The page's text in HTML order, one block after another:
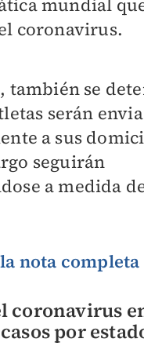
mundial
coronavirus.
también se
serán
a sus
seguirán
a medida
nota completa
coronavirus
por